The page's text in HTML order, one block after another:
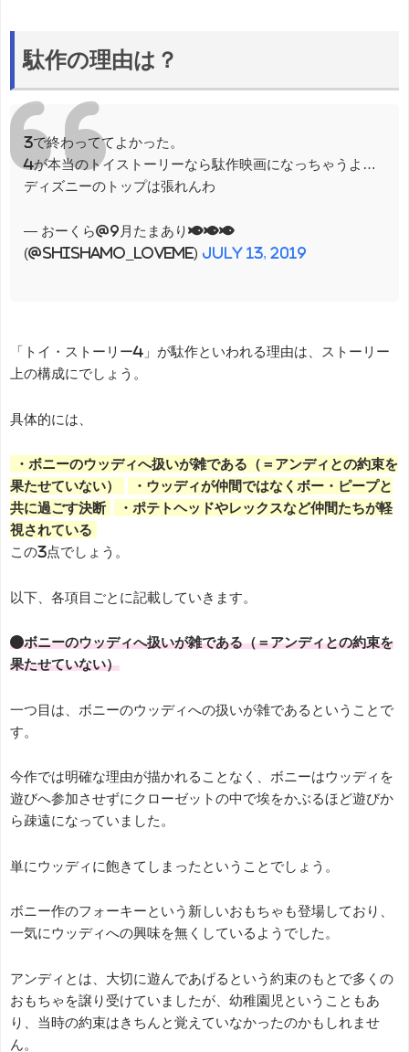
駄作の理由は？
3で終わっててよかった。
4が本当のトイストーリーなら駄作映画になっちゃうよ…
ディズニーのトップは張れんわ
— おーくら@9月たまあり🐟🐟🐟
(@SHISHAMO_loveme) July 13, 2019
「トイ・ストーリー4」が駄作といわれる理由は、ストーリー
上の構成にでしょう。
具体的には、
・ボニーのウッディへ扱いが雑である（＝アンディとの約束を
果たせていない）
・ウッディが仲間ではなくボー・ピープと
共に過ごす決断
・ポテトヘッドやレックスなど仲間たちが軽
視されている
この3点でしょう。
以下、各項目ごとに記載していきます。
●ボニーのウッディへ扱いが雑である（＝アンディとの約束を
果たせていない）
一つ目は、ボニーのウッディへの扱いが雑であるということで
す。
今作では明確な理由が描かれることなく、ボニーはウッディを
遊びへ参加させずにクローゼットの中で埃をかぶるほど遊びか
ら疎遠になっていました。
単にウッディに飽きてしまったということでしょう。
ボニー作のフォーキーという新しいおもちゃも登場しており、
一気にウッディへの興味を無くしているようでした。
アンディとは、大切に遊んであげるという約束のもとで多くの
おもちゃを譲り受けていましたが、幼稚園児ということもあ
り、当時の約束はきちんと覚えていなかったのかもしれませ
ん。